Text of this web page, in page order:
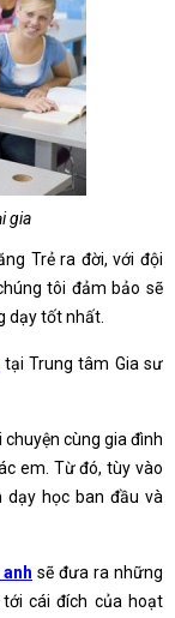
gia
Trẻ ra đời, với đội
tôi đảm bảo sẽ
dạy tốt nhất.
tại Trung tâm Gia sư
chuyện cùng gia đình
em. Từ đó, tùy vào
học ban đầu và
sẽ đưa ra những
cái đích của hoạt